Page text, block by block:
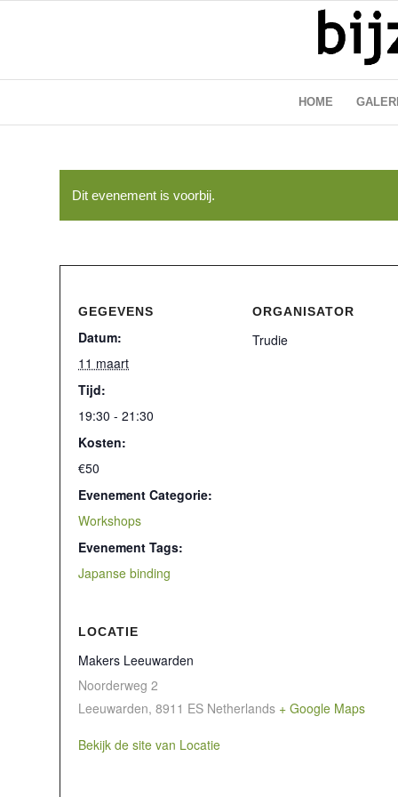
HOME
Dit evenement is voorbij.
GEGEVENS
Datum:
11 maart
Tijd:
19:30 - 21:30
Kosten:
€50
Evenement Categorie:
Workshops
Evenement Tags:
Japanse binding
ORGANISATOR
Trudie
LOCATIE
Makers Leeuwarden
Noorderweg 2
Leeuwarden, 8911 ES Netherlands + Google Maps
Bekijk de site van Locatie